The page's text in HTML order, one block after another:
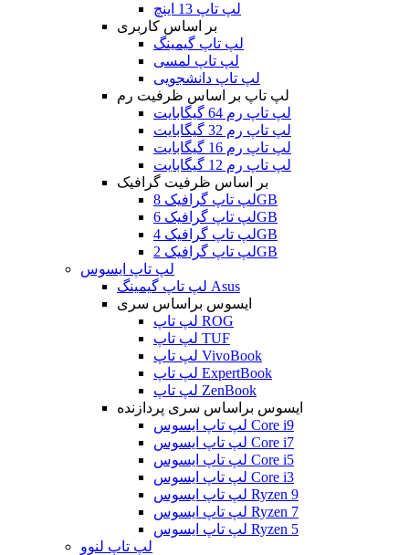
لپ تاپ 13 اینچ
بر اساس کاربری
لپ تاپ گیمینگ
لپ تاپ لمسی
لپ تاپ دانشجویی
لپ تاپ بر اساس ظرفیت رم
لپ تاپ رم 64 گیگابایت
لپ تاپ رم 32 گیگابایت
لپ تاپ رم 16 گیگابایت
لپ تاپ رم 12 گیگابایت
بر اساس ظرفیت گرافیک
لپ تاپ گرافیک 8GB
لپ تاپ گرافیک 6GB
لپ تاپ گرافیک 4GB
لپ تاپ گرافیک 2GB
لپ تاپ ایسوس
لپ تاپ گیمینگ Asus
ایسوس براساس سری
لپ تاپ ROG
لپ تاپ TUF
لپ تاپ VivoBook
لپ تاپ ExpertBook
لپ تاپ ZenBook
ایسوس براساس سری پردازنده
لپ تاپ ایسوس Core i9
لپ تاپ ایسوس Core i7
لپ تاپ ایسوس Core i5
لپ تاپ ایسوس Core i3
لپ تاپ ایسوس Ryzen 9
لپ تاپ ایسوس Ryzen 7
لپ تاپ ایسوس Ryzen 5
لپ تاپ لنوو